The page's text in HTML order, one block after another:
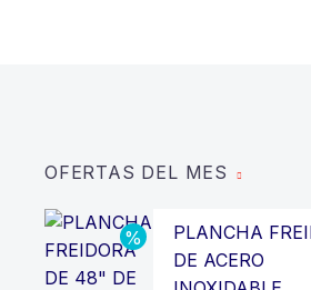
OFERTAS DEL MES
PLANCHA
DE ACERO